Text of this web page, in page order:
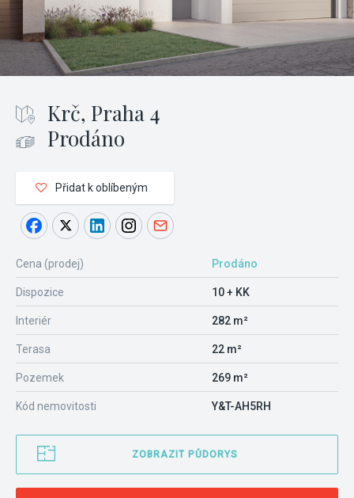
Krč, Praha 4
Prodáno
Přidat k oblíbeným
Cena (prodej) Prodáno
Dispozice 10 + KK
Interiér 282 m²
Terasa 22 m²
Pozemek 269 m²
Kód nemovitosti Y&T-AH5RH
ZOBRAZIT PŮDORYS